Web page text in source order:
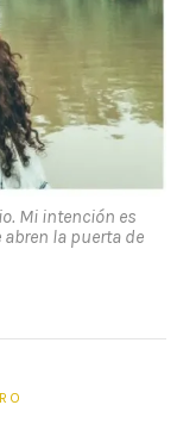
Mi intención es
la puerta de